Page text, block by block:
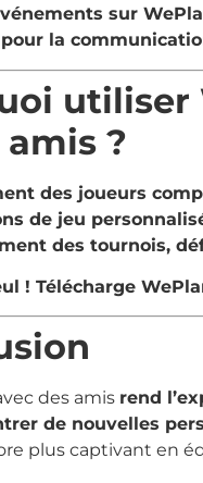
sur
la
?
des joueurs
de jeu
des tournois,
! Télécharge
des amis rend
de nouvelles
plus captivant en